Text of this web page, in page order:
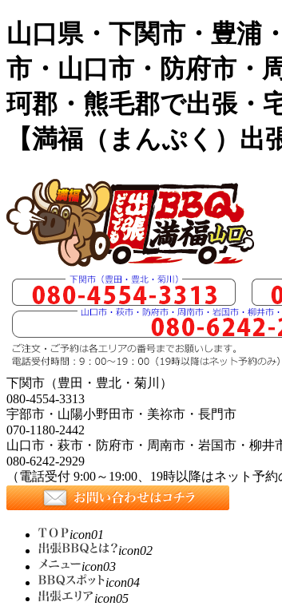
山口県・下関市・豊浦
市・山口市・防府市・
珂郡・熊毛郡で出張・
【満福（まんぷく）出
下関市（豊田・豊北・菊川）
080-4554-3313
宇部市・山陽小野田市・美祢市・長門市
070-1180-2442
山口市・萩市・防府市・周南市・岩国市・柳井
080-6242-2929
（電話受付 9:00～19:00、19時以降はネット予約
icon01
icon02
icon03
icon04
icon05